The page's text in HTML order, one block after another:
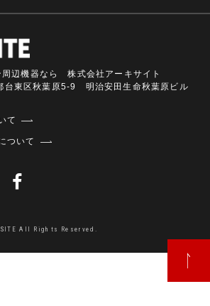
周辺機器なら 株式会社アーキサイト
東区秋葉原5-9 明治安田生命秋葉原ビル
て
ついて
All Rights Reserved.